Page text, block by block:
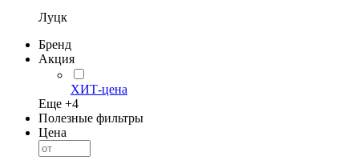
Луцк
Бренд
Акция
ХИТ-цена
Еще +4
Полезные фильтры
Цена